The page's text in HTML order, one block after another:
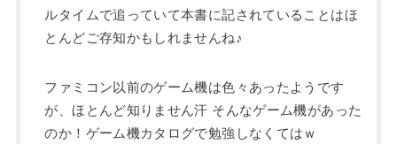
ルタイムで追っていて本書に記されていることはほ
とんどご存知かもしれませんね♪
ファミコン以前のゲーム機は色々あったようです
が、ほとんど知りません汗 そんなゲーム機があった
のか！ゲーム機カタログで勉強しなくてはｗ